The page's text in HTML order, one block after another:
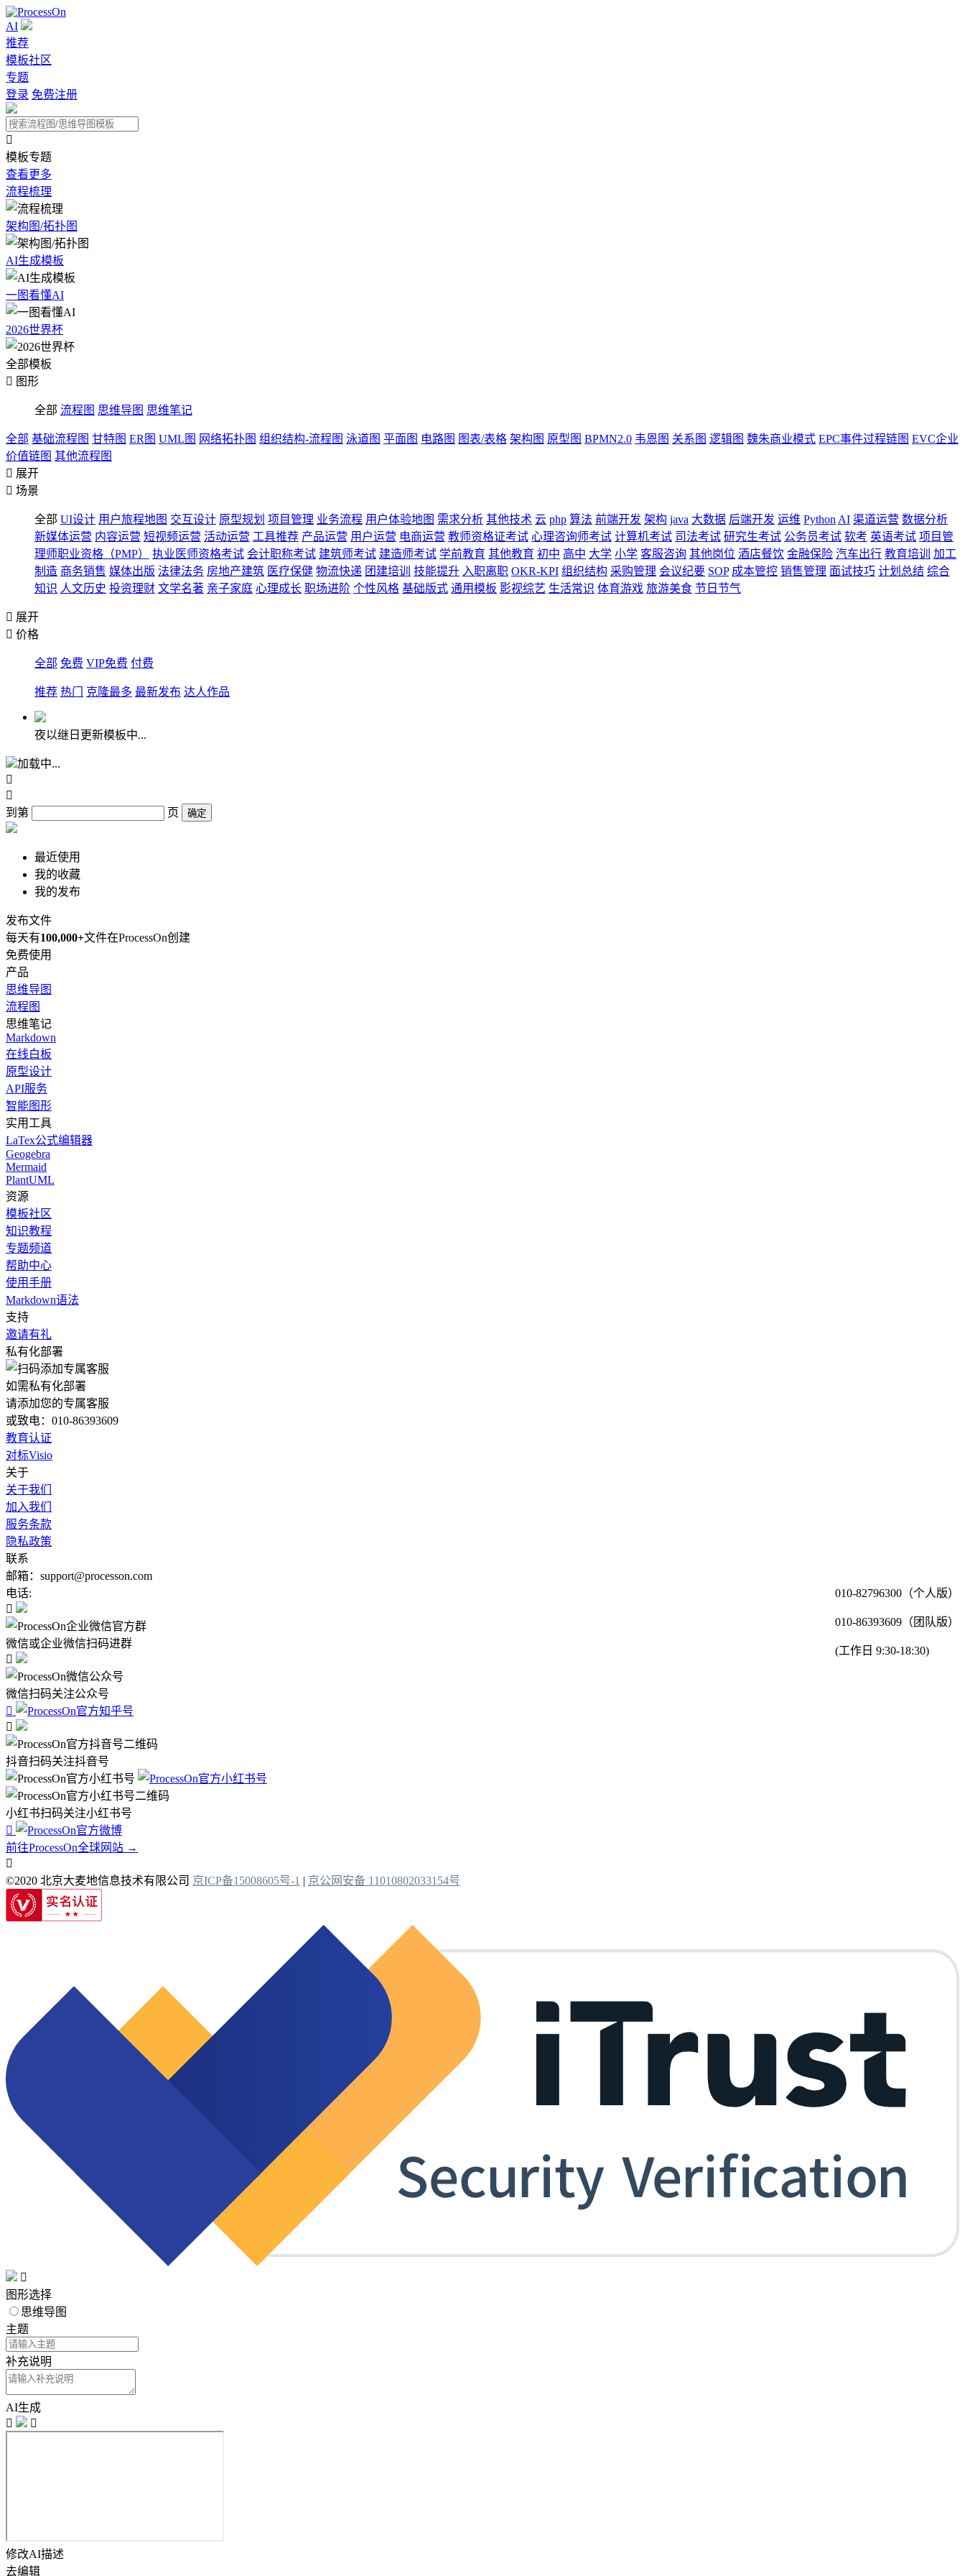
AI
推荐
模板社区
专题
登录 免费注册

模板专题
查看更多
流程梳理
架构图/拓扑图
AI生成模板
一图看懂AI
2026世界杯
全部模板
 图形
全部 流程图 思维导图 思维笔记
全部 基础流程图 甘特图 ER图 UML图 网络拓扑图 组织结构-流程图 泳道图 平面图 电路图 图表/表格 架构图 原型图 BPMN2.0 韦恩图 关系图 逻辑图 魏朱商业模式 EPC事件过程链图 EVC企业
价值链图 其他流程图
 展开
 场景
全部 UI设计 用户旅程地图 交互设计 原型规划 项目管理 业务流程 用户体验地图 需求分析 其他技术 云 php 算法 前端开发 架构 java 大数据 后端开发 运维 Python AI 渠道运营 数据分析
新媒体运营 内容运营 短视频运营 活动运营 工具推荐 产品运营 用户运营 电商运营 教师资格证考试 心理咨询师考试 计算机考试 司法考试 研究生考试 公务员考试 软考 英语考试 项目管
理师职业资格（PMP）
执业医师资格考试 会计职称考试 建筑师考试 建造师考试 学前教育 其他教育 初中 高中 大学 小学 客服咨询 其他岗位 酒店餐饮 金融保险 汽车出行 教育培训
加工
制造 商务销售 媒体出版 法律法务 房地产建筑 医疗保健 物流快递 团建培训 技能提升 入职离职 OKR-KPI 组织结构 采购管理 会议纪要 SOP 成本管控 销售管理 面试技巧 计划总结 综合
知识 人文历史 投资理财 文学名著 亲子家庭 心理成长 职场进阶 个性风格 基础版式 通用模板 影视综艺 生活常识 体育游戏 旅游美食 节日节气
 展开
 价格
全部 免费 VIP免费 付费
推荐 热门 克隆最多 最新发布 达人作品
夜以继日更新模板中...
加载中...


到第
页 确定
最近使用
我的收藏
我的发布
发布文件
每天有100,000+文件在ProcessOn创建
免费使用
产品
思维导图
流程图
思维笔记
Markdown
在线白板
原型设计
API服务
智能图形
实用工具
LaTex公式编辑器
Geogebra
Mermaid
PlantUML
资源
模板社区
知识教程
专题频道
帮助中心
使用手册
Markdown语法
支持
邀请有礼
私有化部署
如需私有化部署
请添加您的专属客服
或致电：010-86393609
教育认证
对标Visio
关于
关于我们
加入我们
服务条款
隐私政策
联系
邮箱：support@processon.com
电话:
010-82796300（个人版）
010-86393609（团队版）
(工作日 9:30-18:30)

微信或企业微信扫码进群

微信扫码关注公众号


抖音扫码关注抖音号
小红书扫码关注小红书号

前往ProcessOn全球网站 →

©2020 北京大麦地信息技术有限公司 京ICP备15008605号-1 | 京公网安备 11010802033154号

图形选择
思维导图
主题
补充说明
AI生成


修改AI描述
去编辑